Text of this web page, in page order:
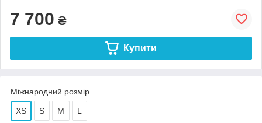
7 700 ₴
Купити
Міжнародний розмір
XS S M L